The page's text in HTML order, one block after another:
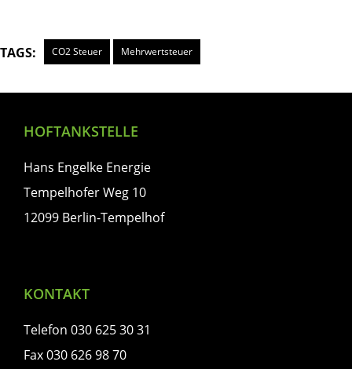
TAGS: CO2 Steuer Mehrwertsteuer
HOFTANKSTELLE
Hans Engelke Energie
Tempelhofer Weg 10
12099 Berlin-Tempelhof
KONTAKT
Telefon 030 625 30 31
Fax 030 626 98 70